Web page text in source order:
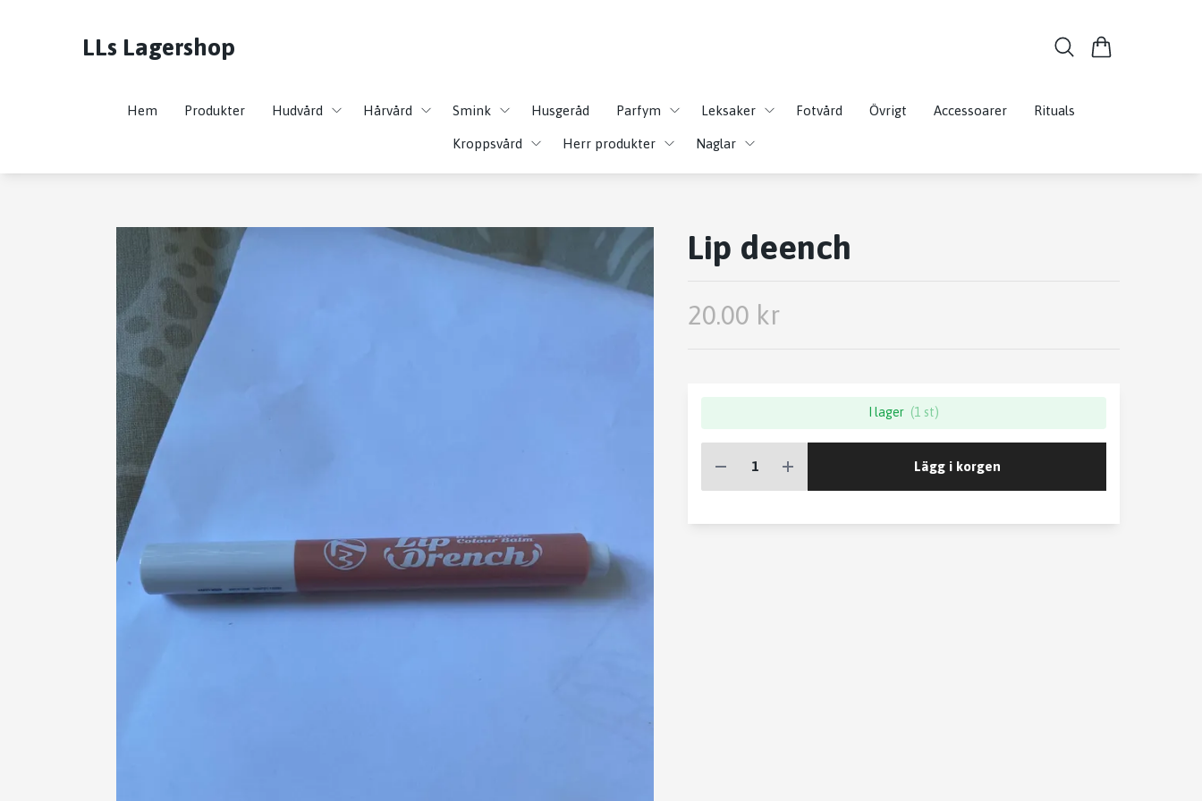
LLs Lagershop
Hem Produkter Hudvård Hårvård Smink Husgeråd Parfym Leksaker Fotvård Övrigt Accessoarer Rituals
Kroppsvård Herr produkter Naglar
Lip deench
20.00 kr
I lager (1 st)
Lägg i korgen